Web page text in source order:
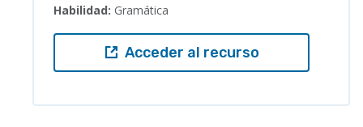
Habilidad: Gramática
Acceder al recurso